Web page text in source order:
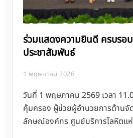
ร่วมแสดงความยินดี ครบรอ
ประชาสัมพันธ์
1 พฤษภาคม 2026
วันที่ 1 พฤษภาคม 2569 เวลา
คุ้มครอง ผู้ช่วยผู้อำนวยการด้านจั
ลักษณ์องค์กร ศูนย์บริการโลหิตแห่